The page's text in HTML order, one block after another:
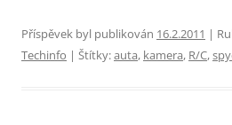
Příspěvek byl publikován 16.2.2011 |
Techinfo | Štítky:auta, kamera, R/C,